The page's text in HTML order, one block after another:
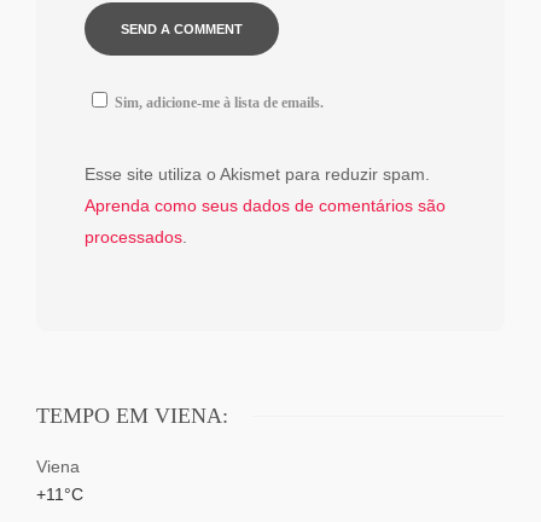
Sim, adicione-me à lista de emails.
Esse site utiliza o Akismet para reduzir spam.
Aprenda como seus dados de comentários são
processados
TEMPO EM VIENA:
Viena
+11°C